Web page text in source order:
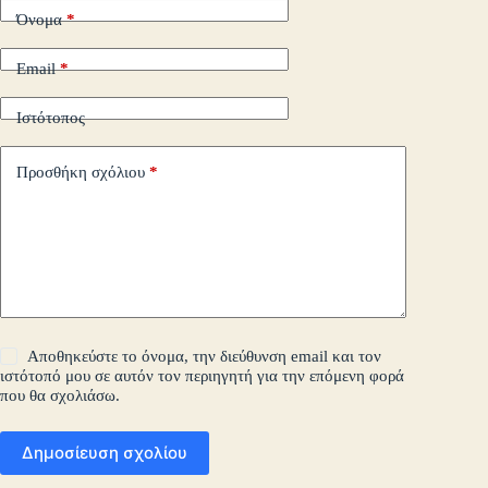
Όνομα*
Email*
Ιστότοπος
Προσθήκη σχόλιου *
Αποθηκεύστε το όνομα, την διεύθυνση email και τον
ιστότοπό μου σε αυτόν τον περιηγητή για την επόμενη φορά
που θα σχολιάσω.
Δημοσίευση σχολίου